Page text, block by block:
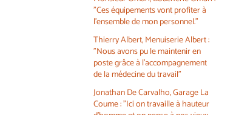
"Ces équipements vont profiter à
l'ensemble de mon personnel."
Thierry Albert, Menuiserie Albert :
"Nous avons pu le maintenir en
poste grâce à l'accompagnement
de la médecine du travail"
Jonathan De Carvalho, Garage La
Coume : "Ici on travaille à hauteur